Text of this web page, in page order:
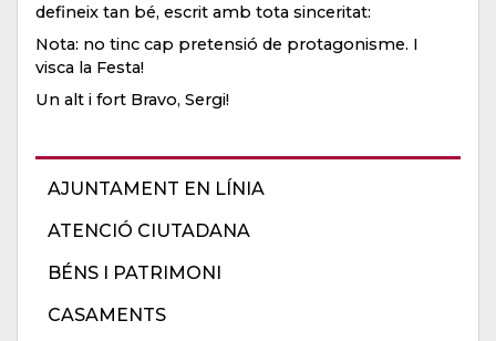
AJUNTAMENT EN LÍNIA
ATENCIÓ CIUTADANA
BÉNS I PATRIMONI
CASAMENTS
defineix tan bé, escrit amb tota sinceritat:
Nota: no tinc cap pretensió de protagonisme. I
visca la Festa!
Un alt i fort Bravo, Sergi!